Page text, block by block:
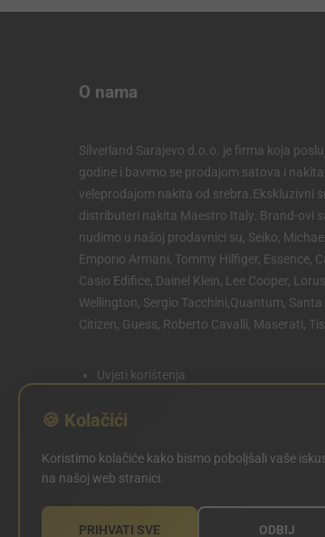
O nama
Silverland Sarajevo d.o.o. je firma koja
godine i bavimo se prodajom satova i
veleprodajom nakita od srebra.Ekskluzivni
distributeri nakita Maestro Italy. Brand-ovi
nudimo u našoj prodavnici su, Seiko,
Emporio Armani, Tommy Hilfiger, Essence,
Casio Edifice, Dainel Klein, Lee Cooper,
Wellington, Sergio Tacchini,Quantum,
Citizen, Guess, Roberto Cavalli, Maserati,
Uvjeti korištenja
Politika kolačića
POSTAVKE KOLAČIĆA
🍪 Kolačići
Koristimo kolačiće kako bismo poboljšali vaše
na našoj web stranici.
PRIHVATI SVE ODBIJ